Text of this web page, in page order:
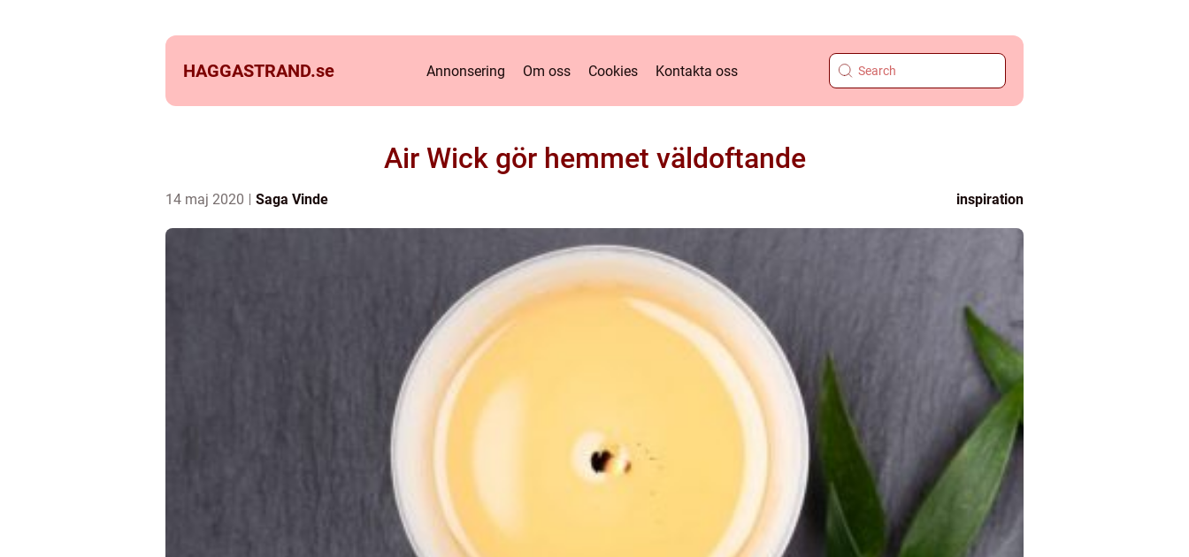
HAGGASTRAND.se Annonsering Om oss Cookies Kontakta oss
Air Wick gör hemmet väldoftande
14 maj 2020 Saga Vinde inspiration